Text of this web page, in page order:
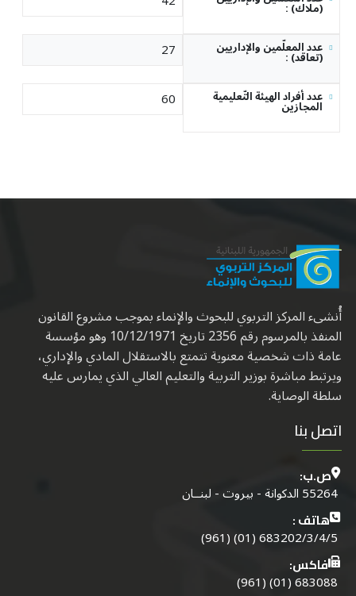
: (ملاك)
عدد المعلّمين والإداريين: (تعاقد) 27
عدد أفراد الهيئة التّعليمية
المجازين 60
أُنشىء المركز التربوي للبحوث والإنماء بموجب مشروع القانون
المنفذ بالمرسوم رقم 2356 تاريخ 10/12/1971 وهو مؤسسة
عامة ذات شخصية معنوية تتمتع بالاستقلال المادي والإداري،
ويرتبط مباشرة بوزير التربية والتعليم العالي الذي يمارس عليه
سلطة الوصاية.
اتصل بنا
ص.ب:
55264 الدكوانة - بيروت - لبنــان
هاتف :
683202/3/4/5 (01) (961)
فاكس:
683088 (01) (961)